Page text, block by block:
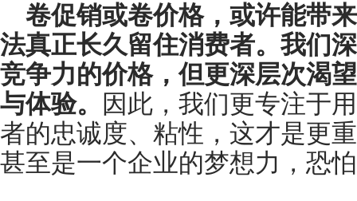
卷促销或卷价格，或许能带
法真正长久留住消费者。我们
竞争力的价格，但更深层次渴
与体验。
因此，我们更专注于
者的忠诚度、粘性，这才是更
甚至是一个企业的梦想力，恐